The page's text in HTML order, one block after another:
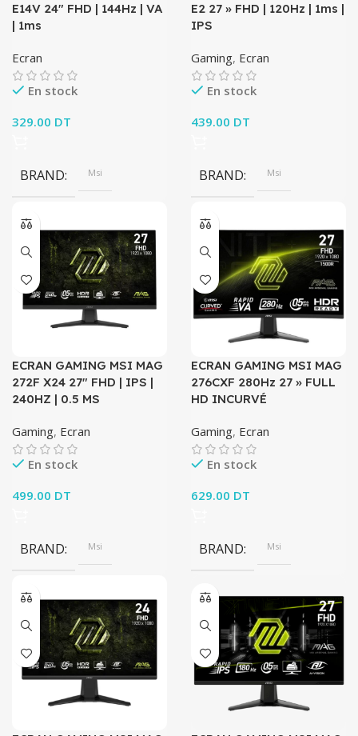
E14V 24″ FHD | 144Hz | VA
| 1ms
Ecran
En stock
329.00 DT
BRAND Msi
E2 27 » FHD | 120Hz | 1ms |
IPS
Gaming, Ecran
En stock
439.00 DT
BRAND Msi
ECRAN GAMING MSI MAG
272F X24 27″ FHD | IPS |
240HZ | 0.5 MS
Gaming, Ecran
En stock
499.00 DT
BRAND Msi
ECRAN GAMING MSI MAG
276CXF 280Hz 27 » FULL
HD INCURVÉ
Gaming, Ecran
En stock
629.00 DT
BRAND Msi